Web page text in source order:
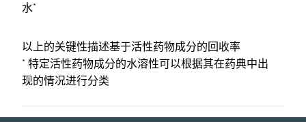
水*
以上的关键性描述基于活性药物成分的回收率
* 特定活性药物成分的水溶性可以根据其在药典中出
现的情况进行分类